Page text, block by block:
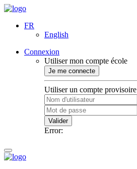
FR
English
Connexion
Utiliser mon compte école
Je me connecte
Utiliser un compte provisoire
Valider
Error: